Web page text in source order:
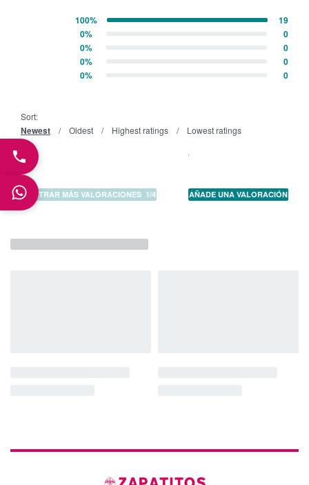
100% 19
0% 0
0% 0
0% 0
0% 0
Sort:
Newest Oldest Highest ratings Lowest ratings
MOSTRAR MÁS VALORACIONES / AÑADE UNA VALORACIÓN